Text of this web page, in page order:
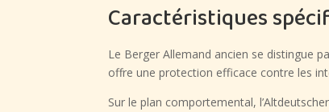
Caractéristiques
Le Berger Allemand ancien se distingue
offre une protection efficace contre les
Sur le plan comportemental,